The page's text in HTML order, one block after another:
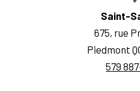
Saint-
675, rue
Piedmont
579